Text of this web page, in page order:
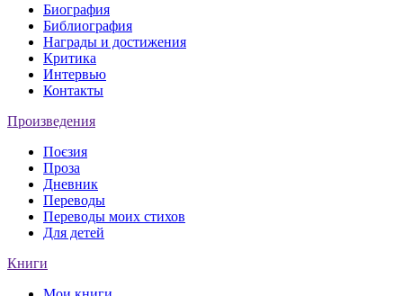
Биография
Библиография
Награды и достижения
Критика
Интервью
Контакты
Произведения
Поєзия
Проза
Дневник
Переводы
Переводы моих стихов
Для детей
Книги